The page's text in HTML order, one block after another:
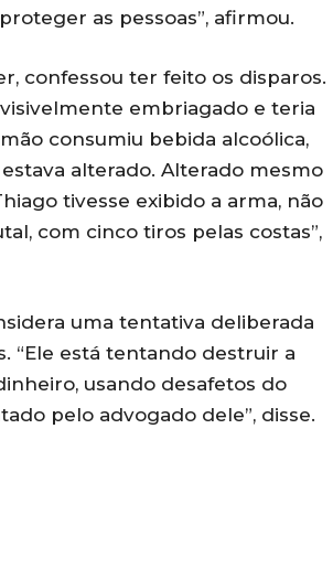
as pessoas”, afirmou.
confessou ter feito os disparos.
embriagado e teria
consumiu bebida alcoólica,
alterado. Alterado mesmo
tivesse exibido a arma, não
com cinco tiros pelas costas”,
uma tentativa deliberada
“Ele está tentando destruir a
usando desafetos do
pelo advogado dele”, disse.